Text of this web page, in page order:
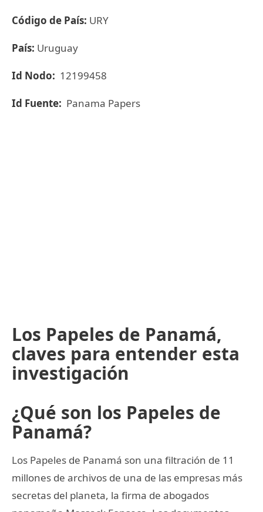
Código de País: URY
País: Uruguay
Id Nodo: 12199458
Id Fuente: Panama Papers
Los Papeles de Panamá,
claves para entender esta
investigación
¿Qué son los Papeles de
Panamá?
Los Papeles de Panamá son una filtración de 11
millones de archivos de una de las empresas más
secretas del planeta, la firma de abogados